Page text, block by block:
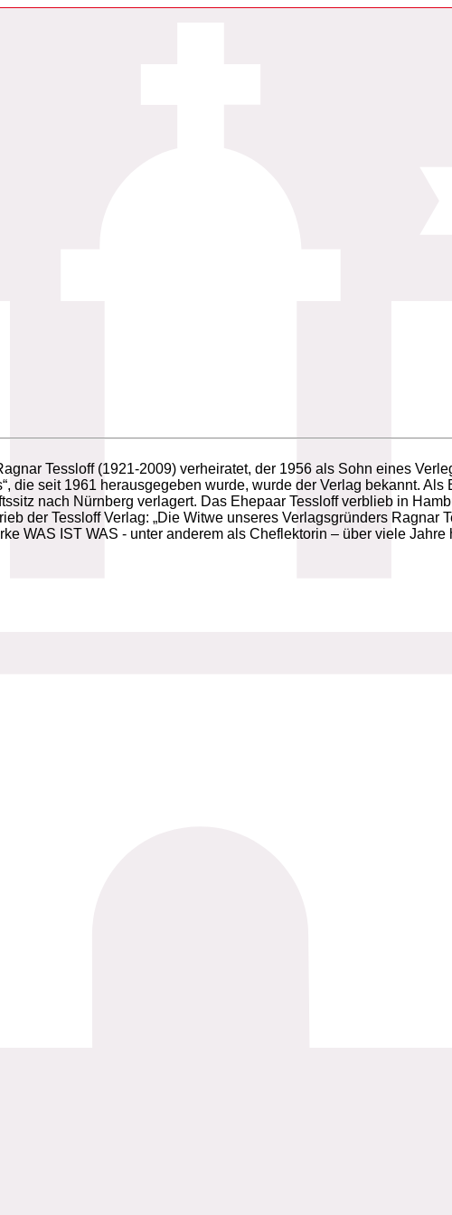
Tessloff (1921-2009) verheiratet, der 1956 als Sohn eines
die seit 1961 herausgegeben wurde, wurde der Verlag bekannt.
nach Nürnberg verlagert. Das Ehepaar Tessloff verblieb in
der Tessloff Verlag: „Die Witwe unseres Verlagsgründers Ragnar
WAS IST WAS - unter anderem als Cheflektorin – über viele Jahre